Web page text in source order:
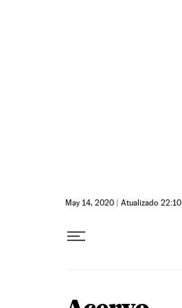
May 14, 2020 | Atualizado 22:10